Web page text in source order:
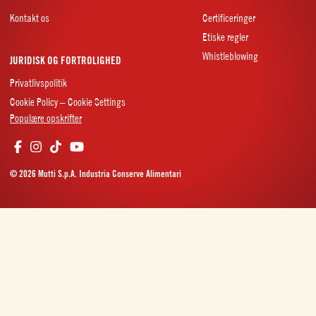
Kontakt os
Certificeringer
Etiske regler
Whistleblowing
JURIDISK OG FORTROLIGHED
Privatlivspolitik
Cookie Policy – Cookie Settings
Populære opskrifter
© 2026 Mutti S.p.A. Industria Conserve Alimentari